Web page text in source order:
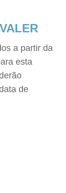
a partir da
esta
de